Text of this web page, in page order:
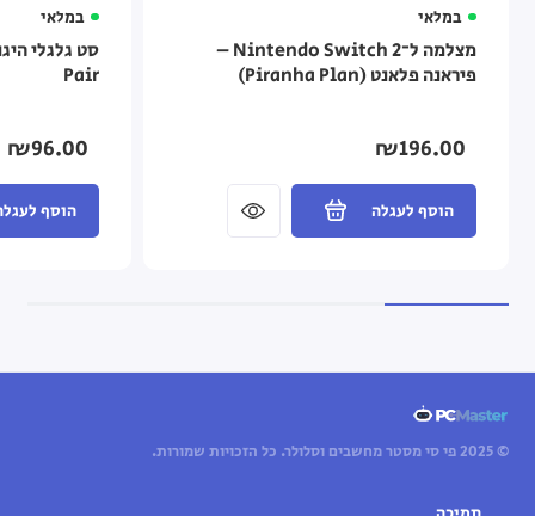
במלאי
מצלמה ל־Nintendo Switch 2 –
פיראנה פלאנט (Piranha Plan)
₪196.00
הוסף לעגלה
במלאי
Pair
₪96.00
הוסף
© 2025 פי סי מסטר מחשבים וסלולר. כל הזכויות שמורות.